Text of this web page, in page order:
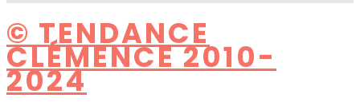
© TENDANCE
CLÉMENCE 2010-
2024